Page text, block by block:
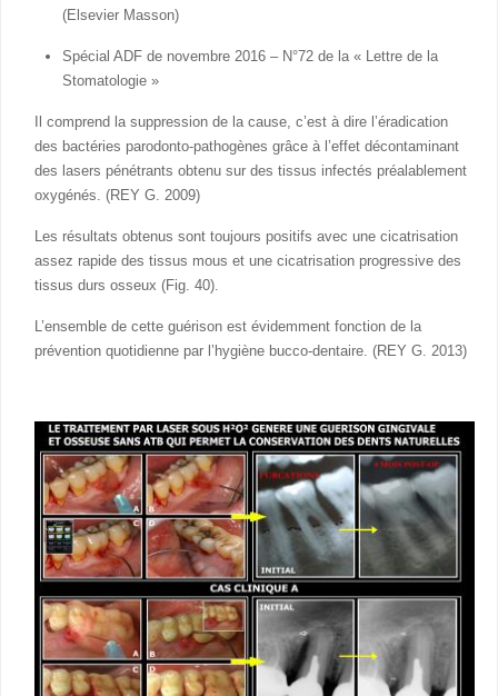
(Elsevier Masson)
Spécial ADF de novembre 2016 – N°72 de la « Lettre de la
Stomatologie »
Il comprend la suppression de la cause, c’est à dire l’éradication
des bactéries parodonto-pathogènes grâce à l’effet décontaminant
des lasers pénétrants obtenu sur des tissus infectés préalablement
oxygénés. (REY G. 2009)
Les résultats obtenus sont toujours positifs avec une cicatrisation
assez rapide des tissus mous et une cicatrisation progressive des
tissus durs osseux (Fig. 40).
L’ensemble de cette guérison est évidemment fonction de la
prévention quotidienne par l’hygiène bucco-dentaire. (REY G. 2013)